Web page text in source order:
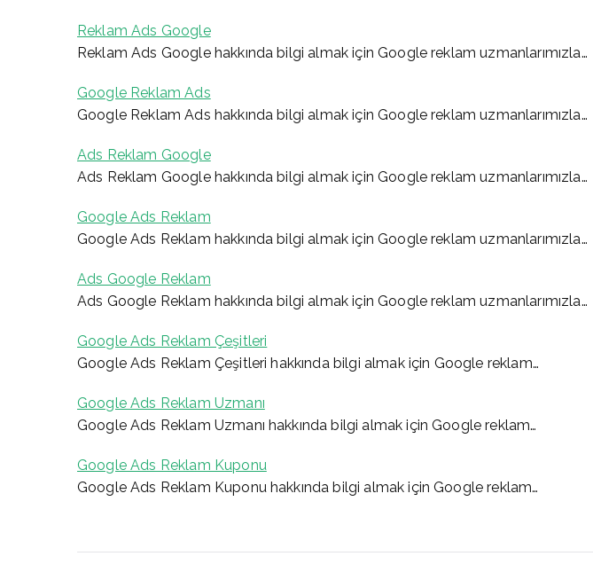
Reklam Ads Google
Reklam Ads Google hakkında bilgi almak için Google reklam uzmanlarımızla…
Google Reklam Ads
Google Reklam Ads hakkında bilgi almak için Google reklam uzmanlarımızla…
Ads Reklam Google
Ads Reklam Google hakkında bilgi almak için Google reklam uzmanlarımızla…
Google Ads Reklam
Google Ads Reklam hakkında bilgi almak için Google reklam uzmanlarımızla…
Ads Google Reklam
Ads Google Reklam hakkında bilgi almak için Google reklam uzmanlarımızla…
Google Ads Reklam Çeşitleri
Google Ads Reklam Çeşitleri hakkında bilgi almak için Google reklam…
Google Ads Reklam Uzmanı
Google Ads Reklam Uzmanı hakkında bilgi almak için Google reklam…
Google Ads Reklam Kuponu
Google Ads Reklam Kuponu hakkında bilgi almak için Google reklam…